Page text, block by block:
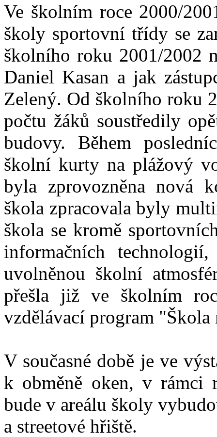
Ve školním roce 2000/
školy sportovní třídy se
školního roku 2001/2002
Daniel Kasan a jak
Zelený. Od školního roku
počtu žáků soustředily
budovy. Během
školní kurty na plážový
byla zprovozněna nová
škola zpracovala byly
škola se kromě
informačních
uvolněnou školní
přešla již ve školním
vzdělávací program
V současné době je ve
k obměně oken, v rámci
bude v areálu školy
a streetové hřiště.